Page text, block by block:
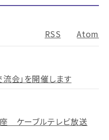
RSS Atom
流会」を開催します
ケーブルテレビ放送